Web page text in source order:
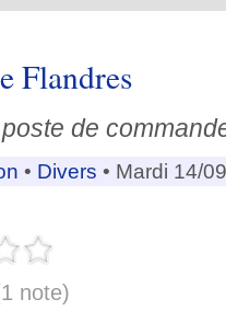
Flandres
de
• Divers • Mardi 14/
note)